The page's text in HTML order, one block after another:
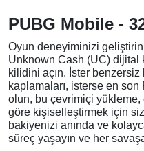
PUBG Mobile -
Oyun deneyiminizi
Unknown Cash (UC) dijital
kilidini açın. İster benzersiz
kaplamaları, isterse en
olun, bu çevrimiçi yükleme,
göre kişiselleştirmek için
bakiyenizi anında ve
süreç yaşayın ve her